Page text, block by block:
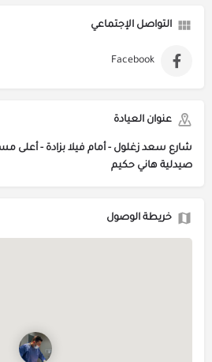
التواصل الإجتماعي
Facebook
عنوان العيادة
شارع سعد زغلول - أمام فيلا بزادة - أعلى
صيدلية هاني حكيم
خريطة الوصول